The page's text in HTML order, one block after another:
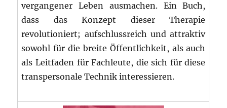
vergangener Leben ausmachen. Ein Buch,
dass das Konzept dieser Therapie
revolutioniert; aufschlussreich und attraktiv
sowohl für die breite Öffentlichkeit, als auch
als Leitfaden für Fachleute, die sich für diese
transpersonale Technik interessieren.